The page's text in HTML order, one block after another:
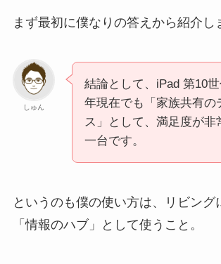
まず最初に僕なりの答えから紹介し
しゅん
結論として、iPad 第10
年現在でも「家族共有の
ス」として、満足度が非
一台です。
というのも僕の使い方は、リビング
「情報のハブ」として使うこと。